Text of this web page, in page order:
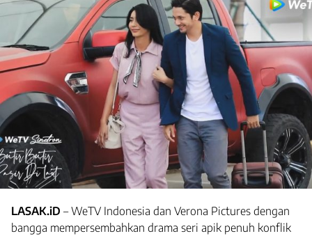
LASAK.iD – WeTV Indonesia dan Verona Pictures dengan
bangga mempersembahkan drama seri apik penuh konflik